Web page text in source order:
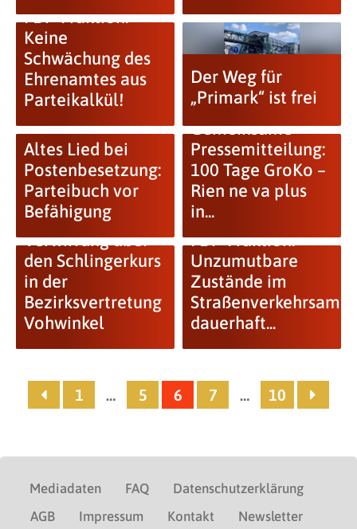
FDP-Fraktion:
Keine
Schwächung des
Ehrenamtes aus
Parteikalkül!
Der Weg für
„Primark“ ist frei
Altes Lied bei
Postenbesetzung:
Parteibuch vor
Befähigung
Gemeinsame
Pressemitteilung:
100 Tage GroKo –
Rien ne va plus
in...
Verwirrung über
den Schlingerkurs
in der
Bezirksvertretung
Vohwinkel
FDP-Fraktion:
Unzumutbare
Zustände im
Straßenverkehrsamt
dauerhaft...
1 … 5 6 7 … 10
Mediadaten FAQ
Datenschutzerklärung
AGB
Impressum Kontakt Newsletter